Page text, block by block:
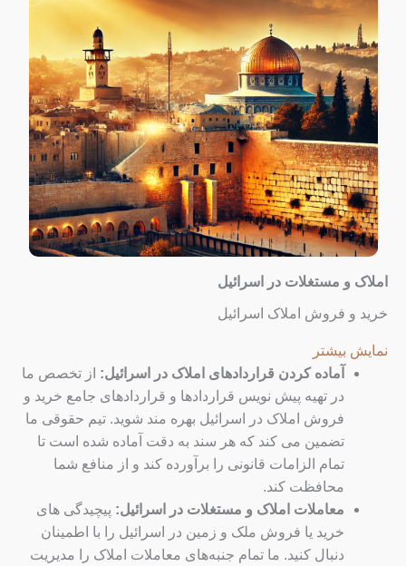
املاک و مستغلات در اسرائیل
خرید و فروش املاک اسرائیل
نمایش بیشتر
آماده کردن قراردادهای املاک در اسرائیل: از تخصص ما
در تهیه پیش نویس قراردادها و قراردادهای جامع خرید و
فروش املاک در اسرائیل بهره مند شوید. تیم حقوقی ما
تضمین می کند که هر سند به دقت آماده شده است تا
تمام الزامات قانونی را برآورده کند و از منافع شما
محافظت کند.
معاملات املاک و مستغلات در اسرائیل: پیچیدگی های
خرید یا فروش ملک و زمین در اسرائیل را با اطمینان
دنبال کنید. ما تمام جنبه‌های معاملات املاک را مدیریت